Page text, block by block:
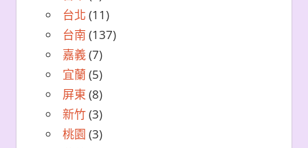
台北 (11)
台南 (137)
嘉義(7)
宜蘭 (5)
屏東 (8)
新竹(3)
桃園 (3)